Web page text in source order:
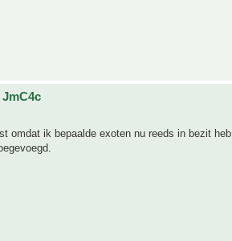
omdat ik bepaalde exoten nu reeds in bezit heb.